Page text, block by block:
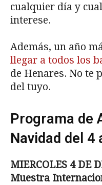
cualquier día y
interese.
Además, un año
llegar a todos los
de Henares. No te
del tuyo.
Programa de
Navidad del 4
MIERCOLES 4 DE
Muestra